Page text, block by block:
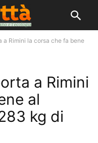
a Rimini la corsa che fa bene
a Rimini
al
kg di